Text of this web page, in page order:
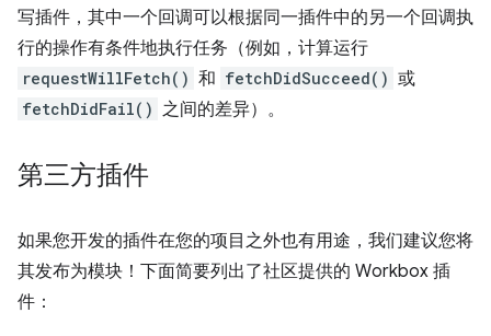
写插件，其中一个回调可以根据同一插件中的另一个回调执
行的操作有条件地执行任务（例如，计算运行
requestWillFetch() 和 fetchDidSucceed() 或
fetchDidFail() 之间的差异）。
第三方插件
如果您开发的插件在您的项目之外也有用途，我们建议您将
其发布为模块！下面简要列出了社区提供的 Workbox 插
件：